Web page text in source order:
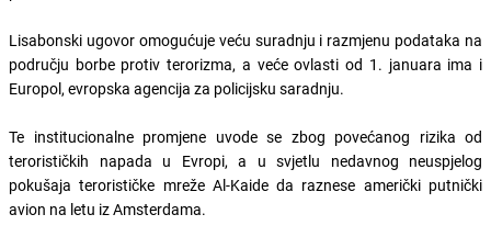
Lisabonski ugovor omogućuje veću suradnju i razmjenu podataka na
području borbe protiv terorizma, a veće ovlasti od 1. januara ima i
Europol, evropska agencija za policijsku saradnju.
Te institucionalne promjene uvode se zbog povećanog rizika od
terorističkih napada u Evropi, a u svjetlu nedavnog neuspjelog
pokušaja terorističke mreže Al-Kaide da raznese američki putnički
avion na letu iz Amsterdama.